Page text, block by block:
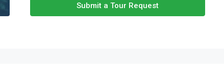
Submit a Tour Request